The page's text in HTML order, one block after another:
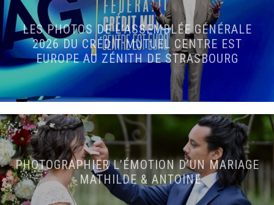
LES PHOTOS DE L’ASSEMBLÉE GÉNÉRALE
2026 DU CRÉDIT MUTUEL CENTRE EST
EUROPE AU ZÉNITH DE STRASBOURG
PHOTOGRAPHIER L’ÉMOTION D’UN MARIAGE
: MATHILDE & ANTOINE